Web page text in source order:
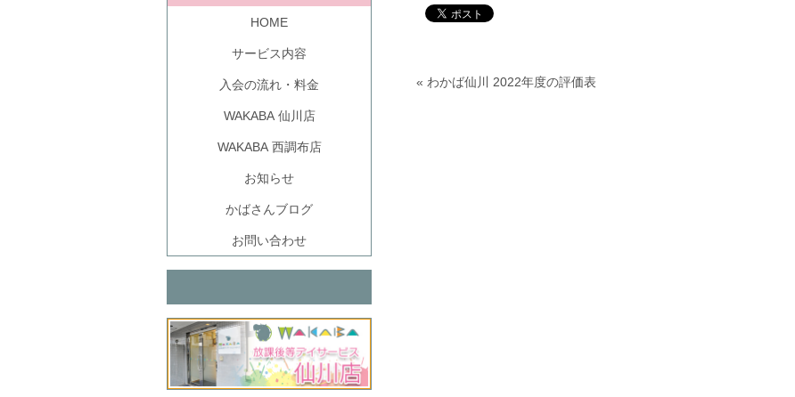
« わかば仙川 2022年度の評価表
HOME
サービス内容
入会の流れ・料金
WAKABA 仙川店
WAKABA 西調布店
お知らせ
かばさんブログ
お問い合わせ